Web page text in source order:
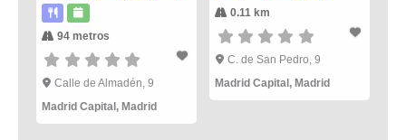
94 metros
Calle de Almadén, 9
Madrid Capital , Madrid
0.11 km
C. de San Pedro, 9
Madrid Capital , Madrid